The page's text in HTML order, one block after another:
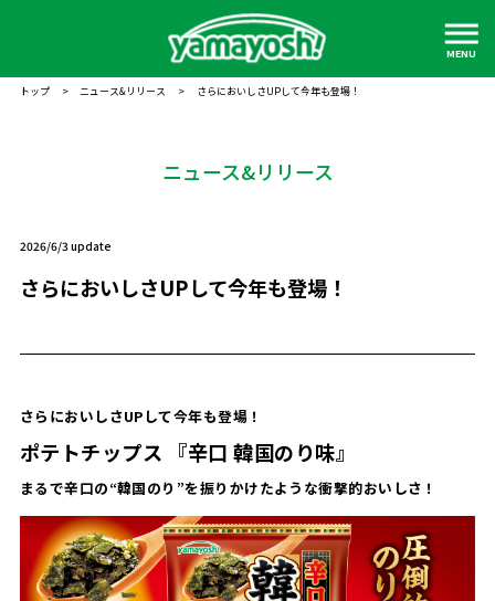
MENU
トップ > ニュース&リリース > さらにおいしさUPして今年も登場！
ニュース&リリース
2026/6/3 update
さらにおいしさUPして今年も登場！
さらにおいしさUPして今年も登場！
ポテトチップス 『辛口 韓国のり味』
まるで辛口の“韓国のり”を振りかけたような衝撃的おいしさ！